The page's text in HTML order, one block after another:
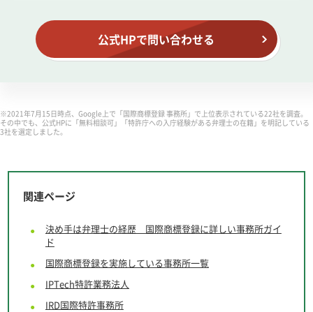
公式HPで問い合わせる
※2021年7月15日時点、Google上で「国際商標登録 事務所」で上位表示されている22社を調査。
その中でも、公式HPに「無料相談可」「特許庁への入庁経験がある弁理士の在籍」を明記している
3社を選定しました。
関連ページ
決め手は弁理士の経歴 国際商標登録に詳しい事務所ガイ
ド
国際商標登録を実施している事務所一覧
IPTech特許業務法人
IRD国際特許事務所